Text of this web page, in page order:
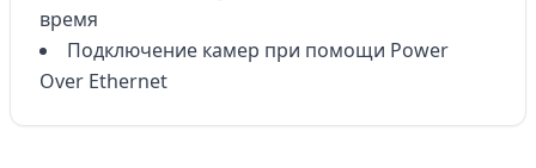
время
Подключение камер при помощи Power
Over Ethernet